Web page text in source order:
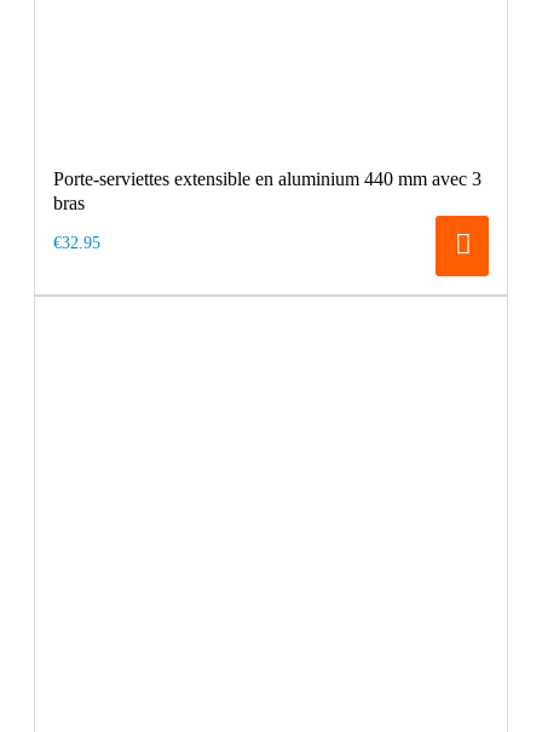
Porte-serviettes extensible en aluminium 440 mm avec 3
bras
€32.95